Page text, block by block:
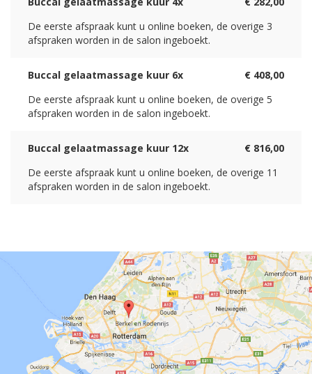
De eerste afspraak kunt u online boeken, de overige 3
afspraken worden in de salon ingeboekt.
Buccal gelaatmassage kuur 6x
€ 408,00
De eerste afspraak kunt u online boeken, de overige 5
afspraken worden in de salon ingeboekt.
Buccal gelaatmassage kuur 12x
€ 816,00
De eerste afspraak kunt u online boeken, de overige 11
afspraken worden in de salon ingeboekt.